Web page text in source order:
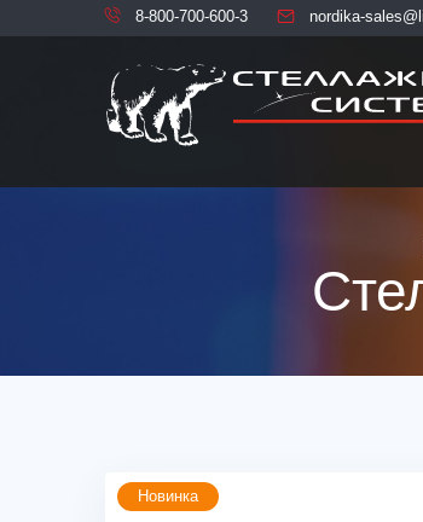
8-800-700-600-3 nordika-
Новинка